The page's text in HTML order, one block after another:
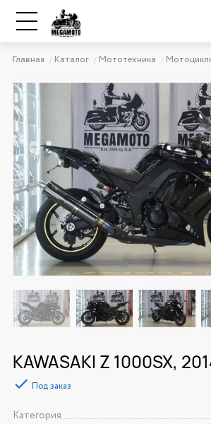
Главная Каталог Мототехника
KAWASAKI Z 1000SX,
Под заказ
Категория